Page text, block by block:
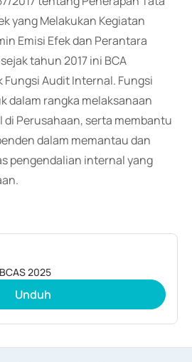
yang Melakukan Kegiatan
Emisi Efek dan Perantara
tahun 2017 ini BCA
Audit Internal. Fungsi
dalam rangka melaksanaan
Perusahaan, serta membantu
dalam memantau dan
pengendalian internal yang
2025
Unduh